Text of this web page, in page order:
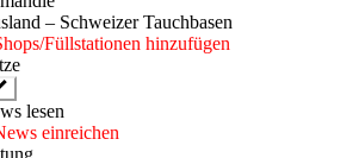
– Schweizer Tauchbasen
Füllstationen hinzufügen
lesen
einreichen